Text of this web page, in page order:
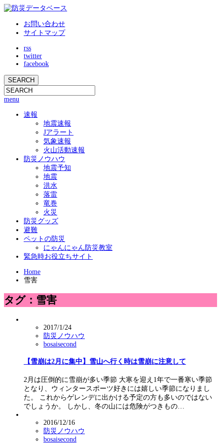
お問い合わせ
サイトマップ
rss
twitter
facebook
menu
速報
地震速報
Jアラート
気象速報
火山活動速報
防災ノウハウ
地震予知
地震
洪水
落雷
竜巻
火災
防災グッズ
避難
ペットの防災
にゃんにゃん防災教室
緊急時お役立ちサイト
Home
雪害
タグ：雪害
2017/1/24
防災ノウハウ
bosaisecond
【雪崩は2月に集中】雪山へ行く時は雪崩に注意して
2月は圧倒的に雪崩が多い季節 大寒を迎え1年で一番寒い季節
となり、ウィンタースポーツ好きには嬉しい季節になりまし
た。 これからゲレンデに出かける予定の方も多いのではない
でしょうか。 しかし、冬の山には危険がつきもの…
2016/12/16
防災ノウハウ
bosaisecond